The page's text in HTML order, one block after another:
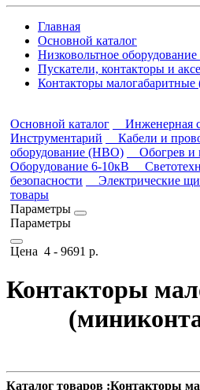
Главная
Основной каталог
Низковольтное
Пускатели, контакторы и
Контакторы
Основной каталог
Инженерная
Инструментарий
Кабели и
оборудование (НВО)
Обогрев и
Оборудование 6-10кВ
безопасности
Электрические
товары
Параметры
Параметры
Цена 4 - 9691 р.
Контакторы
Каталог товаров :Контакторы